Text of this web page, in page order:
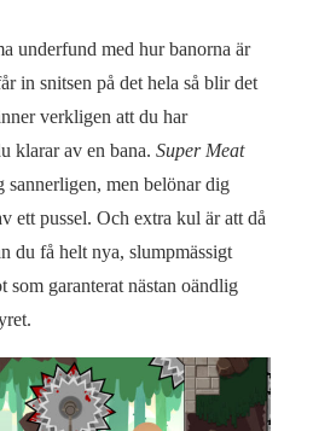
underfund med hur banorna är
in snitsen på det hela så blir det
verkligen att du har
klarar av en bana. Super Meat
sannerligen, men belönar dig
ett pussel. Och extra kul är att då
du få helt nya, slumpmässigt
som garanterat nästan oändlig